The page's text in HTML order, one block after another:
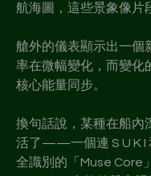
航海圖，這些景象像片
艙外的儀表顯示出一個
率在微幅變化，而變化
核心能量同步。
換句話說，某種在船內
活了——一個連 S U K I
全識別的「Muse Core